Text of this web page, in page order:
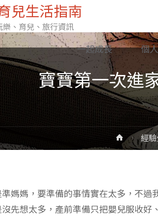
兒生活指南
、育兒、旅行資訊
Skip
to
一起成長 個
寶寶第一次進
Home
經
媽媽，要準備的事情實在太多，不
先想太多，產前準備只把嬰兒服收好